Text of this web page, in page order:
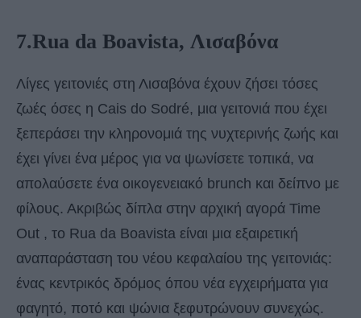
7.Rua da Boavista, Λισαβόνα
Λίγες γειτονιές στη Λισαβόνα έχουν ζήσει τόσες
ζωές όσες η Cais do Sodré, μια γειτονιά που έχει
ξεπεράσει την κληρονομιά της νυχτερινής ζωής και
έχει γίνει ένα μέρος για να ψωνίσετε τοπικά, να
απολαύσετε ένα οικογενειακό brunch και δείπνο με
φίλους. Ακριβώς δίπλα στην αρχική αγορά Time
Out , το Rua da Boavista είναι μια εξαιρετική
αναπαράσταση του νέου κεφαλαίου της γειτονιάς:
ένας κεντρικός δρόμος όπου νέα εγχειρήματα για
φαγητό, ποτό και ψώνια ξεφυτρώνουν συνεχώς.